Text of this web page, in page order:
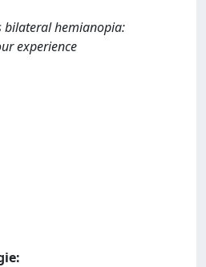
bilateral hemianopia:
experience